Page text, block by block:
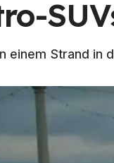
einem Strand in